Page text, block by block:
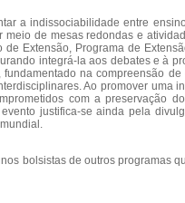
a indissociabilidade entre
de mesas redondas e
Extensão, Programa de
integrá-la aos debates e à
na compreensão
Ao promover uma
com a preservação
justifica-se ainda pela
bolsistas de outros programas